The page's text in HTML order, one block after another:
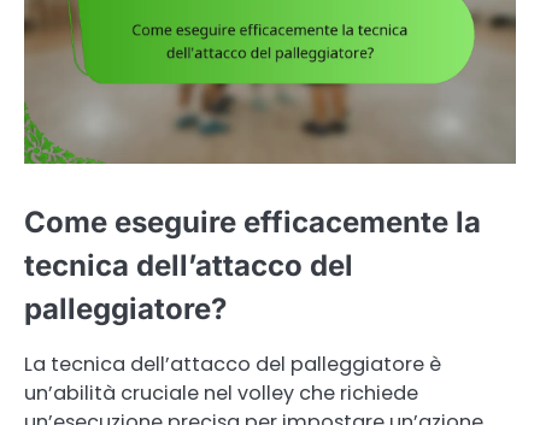
Come eseguire efficacemente la
tecnica dell’attacco del
palleggiatore?
La tecnica dell’attacco del palleggiatore è
un’abilità cruciale nel volley che richiede